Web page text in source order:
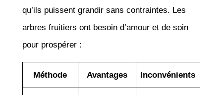
qu’ils puissent grandir sans contraintes. Les
arbres fruitiers ont besoin d’amour et de soin
pour prospérer :
Méthode Avantages Inconvénients